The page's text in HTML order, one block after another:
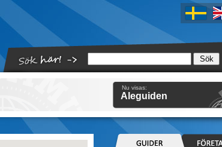
Nu visas:
Aleguiden